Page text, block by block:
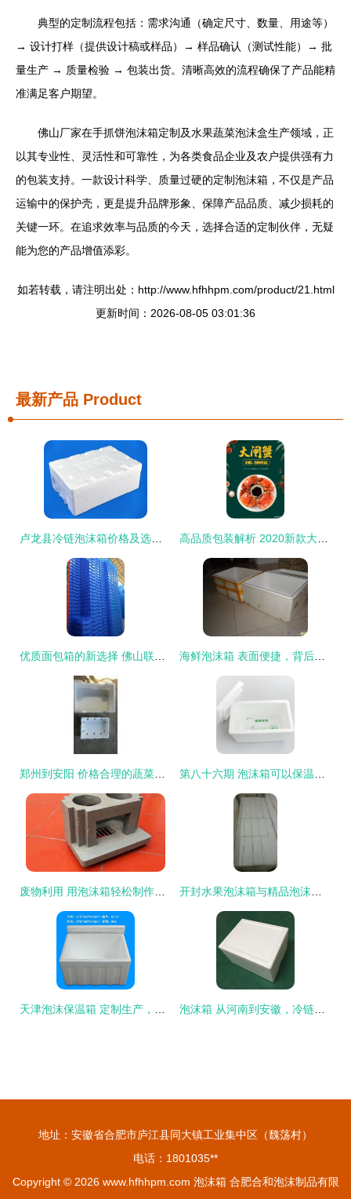
典型的定制流程包括：需求沟通（确定尺寸、数量、用途等）
→ 设计打样（提供设计稿或样品）→ 样品确认（测试性能）→ 批
量生产 → 质量检验 → 包装出货。清晰高效的流程确保了产品能精
准满足客户期望。
佛山厂家在手抓饼泡沫箱定制及水果蔬菜泡沫盒生产领域，正
以其专业性、灵活性和可靠性，为各类食品企业及农户提供强有力
的包装支持。一款设计科学、质量过硬的定制泡沫箱，不仅是产品
运输中的保护壳，更是提升品牌形象、保障产品品质、减少损耗的
关键一环。在追求效率与品质的今天，选择合适的定制伙伴，无疑
能为您的产品增值添彩。
如若转载，请注明出处：http://www.hfhhpm.com/product/21.html
更新时间：2026-08-05 03:01:36
最新产品 Product
地址：安徽省合肥市庐江县同大镇工业集中区（魏荡村）
电话：1801035**
Copyright © 2026 www.hfhhpm.com 泡沫箱 合肥合和泡沫制品有限